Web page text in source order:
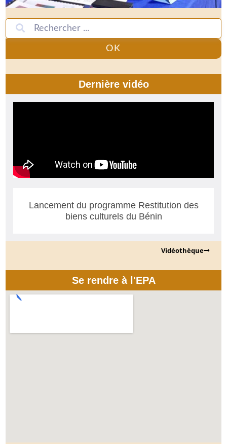
OK
Dernière vidéo
Lancement du programme Restitution des
biens culturels du Bénin
Vidéothèque
Se rendre à l'EPA